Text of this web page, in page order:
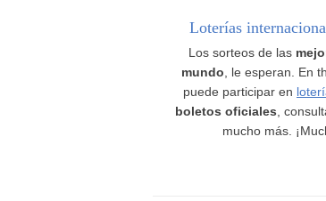
Loterías
Los sorteos de las
mundo , le esperan. En
puede participar en
boletos oficiales ,
mucho más.